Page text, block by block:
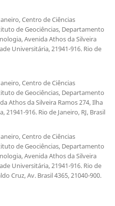
Centro de Ciências
de Geociências, Departamento
Avenida Athos da Silveira
Universitária, 21941-916. Rio de
Centro de Ciências
de Geociências, Departamento
Athos da Silveira Ramos 274, Ilha
916. Rio de Janeiro, RJ, Brasil
Centro de Ciências
de Geociências, Departamento
Avenida Athos da Silveira
Universitária, 21941-916. Rio de
Cruz, Av. Brasil 4365, 21040-900.